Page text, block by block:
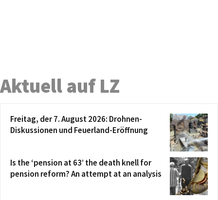
Aktuell auf LZ
Freitag, der 7. August 2026: Drohnen-
Diskussionen und Feuerland-Eröffnung
Is the ‘pension at 63’ the death knell for
pension reform? An attempt at an analysis